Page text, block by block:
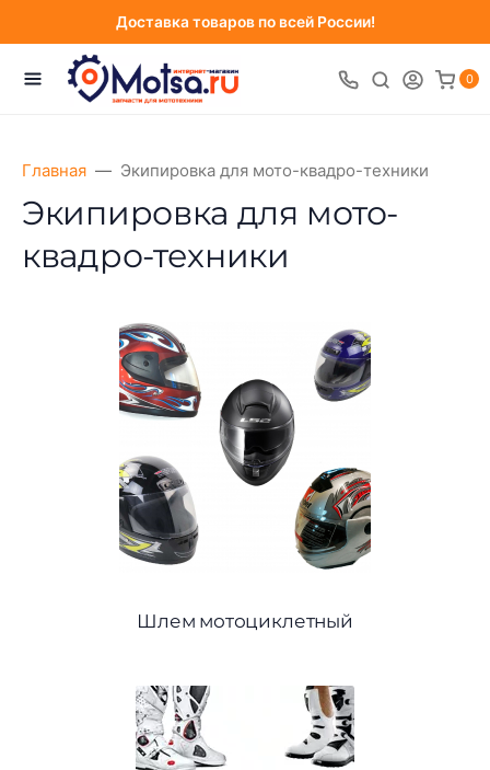
Доставка товаров по всей России!
0
Главная Экипировка для мото-квадро-техники
Экипировка для мото-
квадро-техники
Шлем мотоциклетный